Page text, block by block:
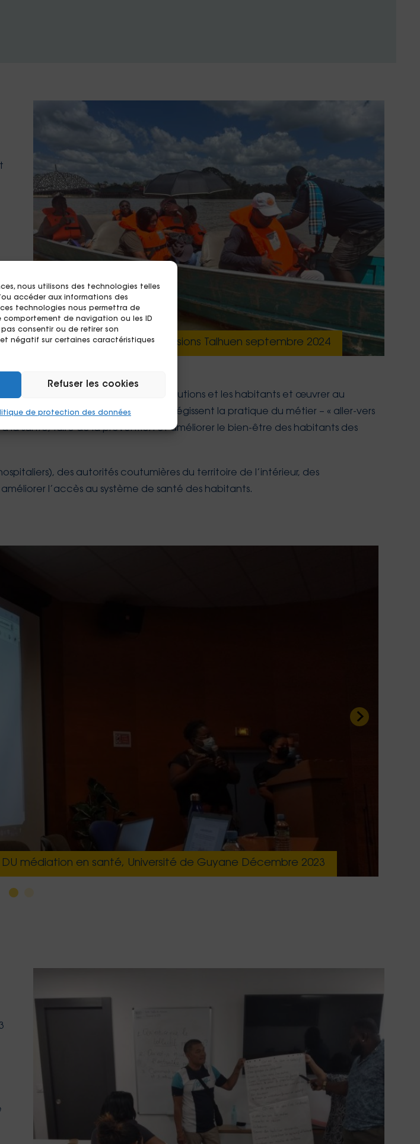
nous utilisons des technologies telles
accéder aux informations des
technologies nous permettra de
comportement de navigation ou les ID
consentir ou de retirer son
négatif sur certaines caractéristiques
Refuser les cookies
de protection des données
Collectif de médiateurs - missions Talhuen septembre 2024
pour faire le lien entre les institutions et les habitants et œuvrer au
les populations. Les principes qui régissent la pratique du métier – « aller-vers
la santé, faire de la prévention et améliorer le bien-être des habitants des
des autorités coutumières du territoire de l’intérieur, des
l’accès au système de santé des habitants.